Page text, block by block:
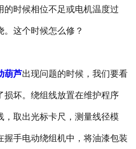
时候相位不足或电机温度过
。这个时候怎么修？
葫芦出现问题的时候，我们要看
损坏。绕组线放置在维护程序
，取出光标卡尺，测量线径模
握手电动绕组机中，将油漆包装